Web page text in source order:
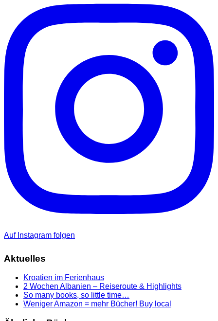
Auf Instagram folgen
Aktuelles
Kroatien im Ferienhaus
2 Wochen Albanien – Reiseroute & Highlights
So many books, so little time…
Weniger Amazon = mehr Bücher! Buy local